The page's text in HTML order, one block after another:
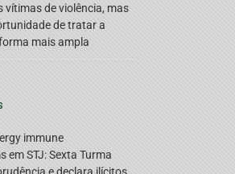
vítimas de violência, mas
de tratar a
mais ampla
immune
emSTJ: Sexta Turma
e declara ilícitos